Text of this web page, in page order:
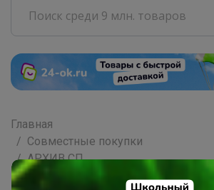
Главная
Совместные покупки
АРХИВ СП
Товары для дома